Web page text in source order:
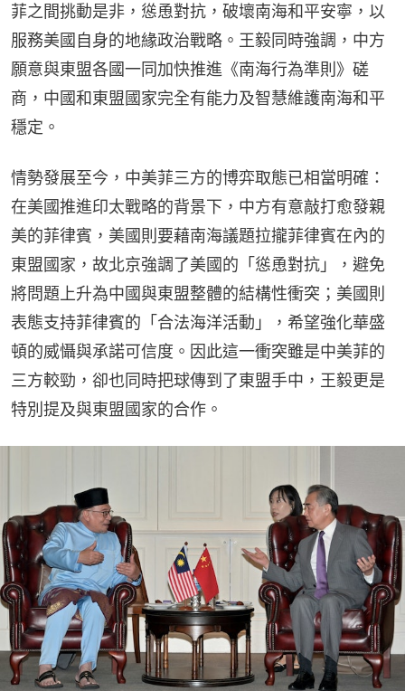
菲之間挑動是非，慫恿對抗，破壞南海和平安寧，以
服務美國自身的地緣政治戰略。王毅同時強調，中方
願意與東盟各國一同加快推進《南海行為準則》磋
商，中國和東盟國家完全有能力及智慧維護南海和平
穩定。
情勢發展至今，中美菲三方的博弈取態已相當明確：
在美國推進印太戰略的背景下，中方有意敲打愈發親
美的菲律賓，美國則要藉南海議題拉攏菲律賓在內的
東盟國家，故北京強調了美國的「慫恿對抗」，避免
將問題上升為中國與東盟整體的結構性衝突；美國則
表態支持菲律賓的「合法海洋活動」，希望強化華盛
頓的威懾與承諾可信度。因此這一衝突雖是中美菲的
三方較勁，卻也同時把球傳到了東盟手中，王毅更是
特別提及與東盟國家的合作。